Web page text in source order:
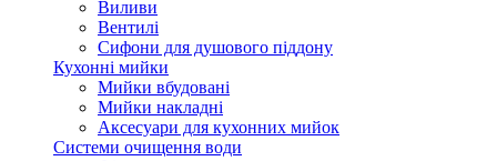
Виливи
Вентилі
Сифони для душового піддону
Кухонні мийки
Мийки вбудовані
Мийки накладні
Аксесуари для кухонних мийок
Системи очищення води